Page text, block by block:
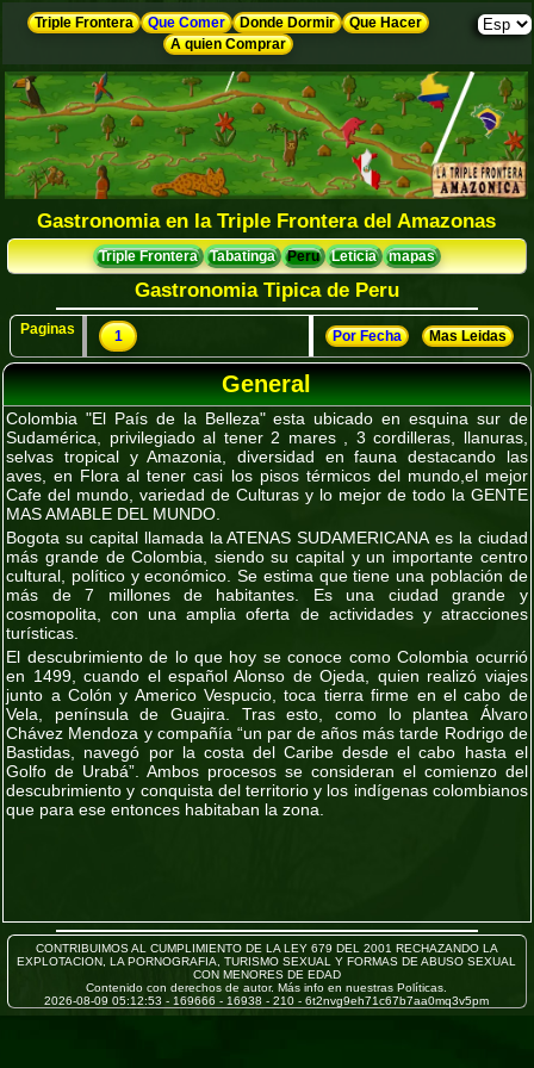
Triple Frontera Que Comer Donde Dormir
Que Hacer
A quien Comprar
Gastronomia en la Triple Frontera del Amazonas
Triple Frontera Tabatinga Peru Leticia mapas
Gastronomia Tipica de Peru
Paginas 1 Por Fecha Mas Leidas
General
Colombia "El País de la Belleza" esta ubicado en esquina sur de
Sudamérica, privilegiado al tener 2 mares , 3 cordilleras, llanuras,
selvas tropical y Amazonia, diversidad en fauna destacando las
aves, en Flora al tener casi los pisos térmicos del mundo,el mejor
Cafe del mundo, variedad de Culturas y lo mejor de todo la GENTE
MAS AMABLE DEL MUNDO.
Bogota su capital llamada la ATENAS SUDAMERICANA es la ciudad
más grande de Colombia, siendo su capital y un importante centro
cultural, político y económico. Se estima que tiene una población de
más de 7 millones de habitantes. Es una ciudad grande y
cosmopolita, con una amplia oferta de actividades y atracciones
turísticas.
El descubrimiento de lo que hoy se conoce como Colombia ocurrió
en 1499, cuando el español Alonso de Ojeda, quien realizó viajes
junto a Colón y Americo Vespucio, toca tierra firme en el cabo de
Vela, península de Guajira. Tras esto, como lo plantea Álvaro
Chávez Mendoza y compañía “un par de años más tarde Rodrigo de
Bastidas, navegó por la costa del Caribe desde el cabo hasta el
Golfo de Urabá”. Ambos procesos se consideran el comienzo del
descubrimiento y conquista del territorio y los indígenas colombianos
que para ese entonces habitaban la zona.
CONTRIBUIMOS AL CUMPLIMIENTO DE LA LEY 679 DEL 2001 RECHAZANDO LA
EXPLOTACION, LA PORNOGRAFIA, TURISMO SEXUAL Y FORMAS DE ABUSO SEXUAL
CON MENORES DE EDAD
Contenido con derechos de autor. Más info en nuestras Políticas.
2026-08-09 05:12:53 - 169666 - 16938 - 210 - 6t2nvg9eh71c67b7aa0mq3v5pm